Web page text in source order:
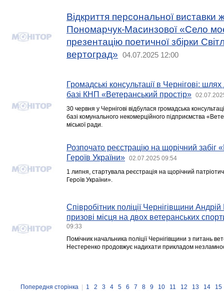
Відкриття персональної виставки
Пономарчук-Масинзової «Село
презентацію поетичної збірки
вертоград»
04.07.2025 12:00
Громадські консультації в Чернігові:
базі КНП «Ветеранський простір»
30 червня у Чернігові відбулася громадська
базі комунального некомерційного підприємства
міської ради.
Розпочато реєстрацію на щорічний забіг
Героїв України»
02.07.2025 09:54
1 липня, стартувала реєстрація на щорічний
Героїв України».
Співробітник поліції Чернігівщини
призові місця на двох ветеранських
09:33
Помічник начальника поліції Чернігівщини з питань
Нестеренко продовжує надихати прикладом
Попередня сторінка 1 2 3 4 5 6 7 8 9 10 11 12 13 14
15